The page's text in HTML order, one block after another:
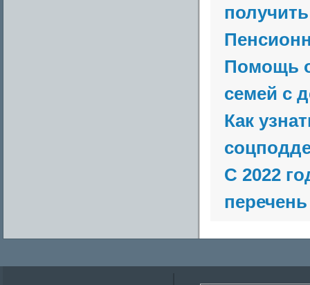
Помощь
семей с
Как
С 2022